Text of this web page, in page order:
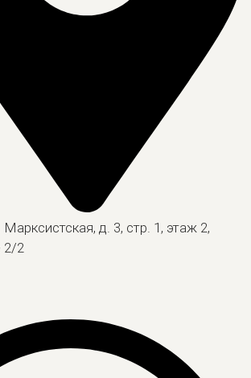
д. 3, стр. 1, этаж 2,
2/2